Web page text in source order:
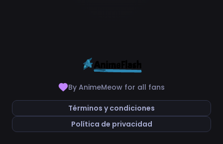
By AnimeMeow for all fans
Términos y condiciones
Política de privacidad